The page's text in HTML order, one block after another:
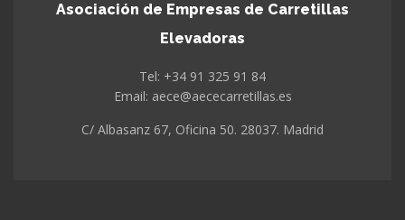
Asociación de Empresas de Carretillas
Elevadoras
Tel: +34 91 325 91 84
Email: aece@aececarretillas.es
C/ Albasanz 67, Oficina 50. 28037. Madrid